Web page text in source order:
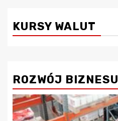
KURSY WALUT
ROZWÓJ BIZNESU